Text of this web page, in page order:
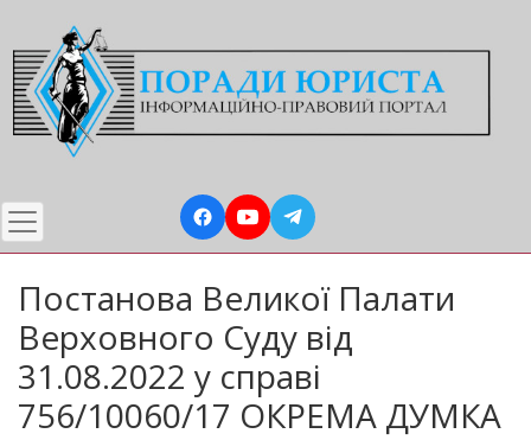
до
основного
вмісту
Постанова Великої Палати
Верховного Суду від
31.08.2022 у справі
756/10060/17 ОКРЕМА ДУМКА